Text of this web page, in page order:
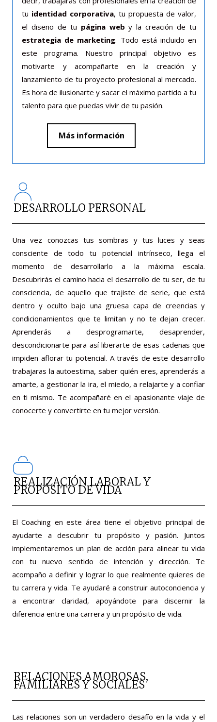
tu identidad corporativa, tu propuesta de valor,
el diseño de tu página web y la creación de tu
estrategia de marketing. Todo está incluido en
este programa. Nuestro principal objetivo es
motivarte y acompañarte en la creación y
lanzamiento de tu proyecto profesional al mercado.
Es hora de ilusionarte y sacar el máximo partido a tu
talento para que puedas vivir de tu pasión.
Más información
DESARROLLO PERSONAL
Una vez conozcas tus sombras y tus luces y seas
consciente de todo tu potencial intrínseco, llega el
momento de desarrollarlo a la máxima escala.
Descubrirás el camino hacia el desarrollo de tu ser, de tu
consciencia, de aquello que trajiste de serie, que está
dentro y oculto bajo una gruesa capa de creencias y
condicionamientos que te limitan y no te dejan crecer.
Aprenderás a desprogramarte, desaprender,
descondicionarte para así liberarte de esas cadenas que
impiden aflorar tu potencial. A través de este desarrollo
trabajaras la autoestima, saber quién eres, aprenderás a
amarte, a gestionar la ira, el miedo, a relajarte y a confiar
en ti mismo. Te acompañaré en el apasionante viaje de
conocerte y convertirte en tu mejor versión.
REALIZACIÓN LABORAL Y
PROPÓSITO DE VIDA
El Coaching en este área tiene el objetivo principal de
ayudarte a descubrir tu propósito y pasión. Juntos
implementaremos un plan de acción para alinear tu vida
con tu nuevo sentido de intención y dirección. Te
acompaño a definir y lograr lo que realmente quieres de
tu carrera y vida. Te ayudaré a construir autoconciencia y
a encontrar claridad, apoyándote para discernir la
diferencia entre una carrera y un propósito de vida.
RELACIONES AMOROSAS,
FAMILIARES Y SOCIALES
Las relaciones son un verdadero desafío en la vida y el